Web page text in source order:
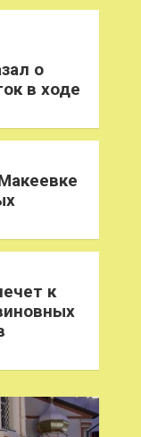
о
в ходе
к